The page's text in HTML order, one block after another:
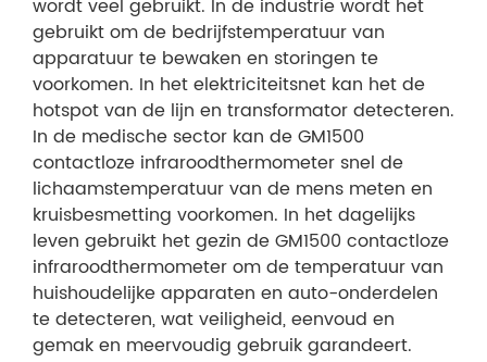
wordt veel gebruikt. In de industrie wordt het
gebruikt om de bedrijfstemperatuur van
apparatuur te bewaken en storingen te
voorkomen. In het elektriciteitsnet kan het de
hotspot van de lijn en transformator detecteren.
In de medische sector kan de GM1500
contactloze infraroodthermometer snel de
lichaamstemperatuur van de mens meten en
kruisbesmetting voorkomen. In het dagelijks
leven gebruikt het gezin de GM1500 contactloze
infraroodthermometer om de temperatuur van
huishoudelijke apparaten en auto-onderdelen
te detecteren, wat veiligheid, eenvoud en
gemak en meervoudig gebruik garandeert.